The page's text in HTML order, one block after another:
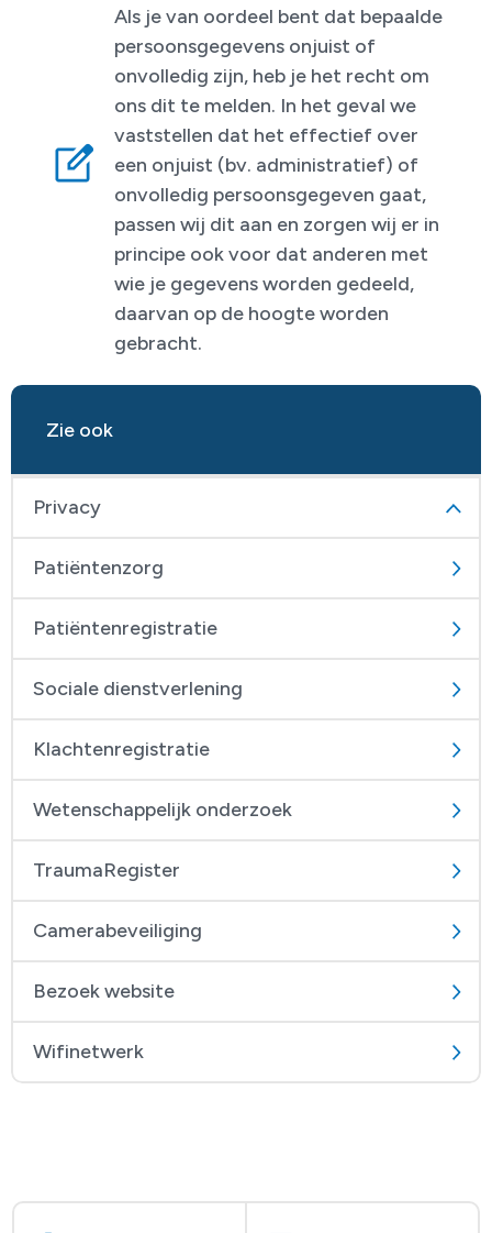
Als je van oordeel bent dat bepaalde
persoonsgegevens onjuist of
onvolledig zijn, heb je het recht om
ons dit te melden. In het geval we
vaststellen dat het effectief over
een onjuist (bv. administratief) of
onvolledig persoonsgegeven gaat,
passen wij dit aan en zorgen wij er in
principe ook voor dat anderen met
wie je gegevens worden gedeeld,
daarvan op de hoogte worden
gebracht.
Zie ook
Privacy
Patiëntenzorg
Patiëntenregistratie
Sociale dienstverlening
Klachtenregistratie
Wetenschappelijk onderzoek
TraumaRegister
Camerabeveiliging
Bezoek website
Wifinetwerk